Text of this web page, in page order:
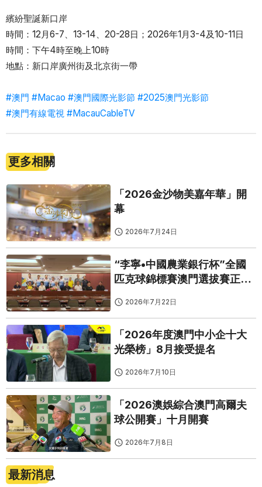
繽紛聖誕新口岸
時間：12月6-7、13-14、20-28日；2026年1月3-4及10-11日
時間：下午4時至晚上10時
地點：新口岸廣州街及北京街一帶
#澳門 #Macao #澳門國際光影節 #2025澳門光影節
#澳門有線電視 #MacauCableTV
更多相關
「2026金沙物美嘉年華」開
幕
2026年7月24日
“李寧•中國農業銀行杯”全國
匹克球錦標賽澳門選拔賽正式
2026年7月22日
「2026年度澳門中小企十大
光榮榜」8月接受提名
2026年7月10日
「2026澳娛綜合澳門高爾夫
球公開賽」十月開賽
2026年7月8日
最新消息